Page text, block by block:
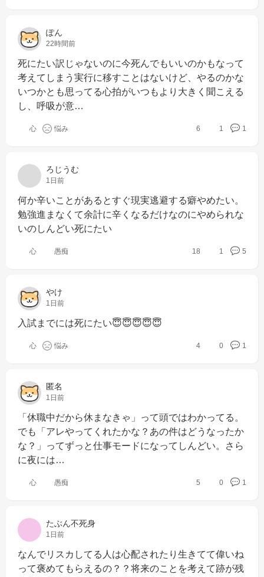
ぽん
22時間前
死にたい訳じゃないのに今死んでもいいのかもなって
考えてしまう実行に移すことはないけど、やるのかな
いつかとも思ってる心拍がいつもより大きく聞こえる
し、呼吸が意…
心 悩み 6 1 1
ろじうむ
1日前
何か辛いことがあるとすぐ現実逃避する癖やめたい。
勉強進まなくて余計に辛くなるだけなのにやめられな
いのしんどい死にたい
心 愚痴 18 1 5
やけ
1日前
入試までには死にたい😇😇😇😇😇
心 悩み 4 0 1
匿名
1日前
「休職中だから休まなきゃ」って頭ではわかってる。
でも「アレやってくれたかな？あの件はどうなったか
な？」ってずっと仕事モードになってしんどい。さら
に夜には…
心 愚痴 5 0 1
たぶん不死身
1日前
なんでリスカしてる人は心配されたり生きてて偉いね
って褒めてもらえるの？？将来のことを考えて跡が残